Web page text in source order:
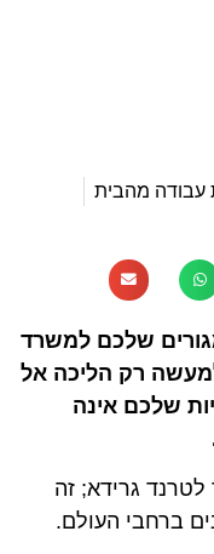
עבודה מהבית
שלכם למשרד
רק הליכה אל
שלכם אינה
גרידא; זה
ברחבי העולם.